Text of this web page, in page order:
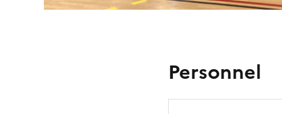
Personnel